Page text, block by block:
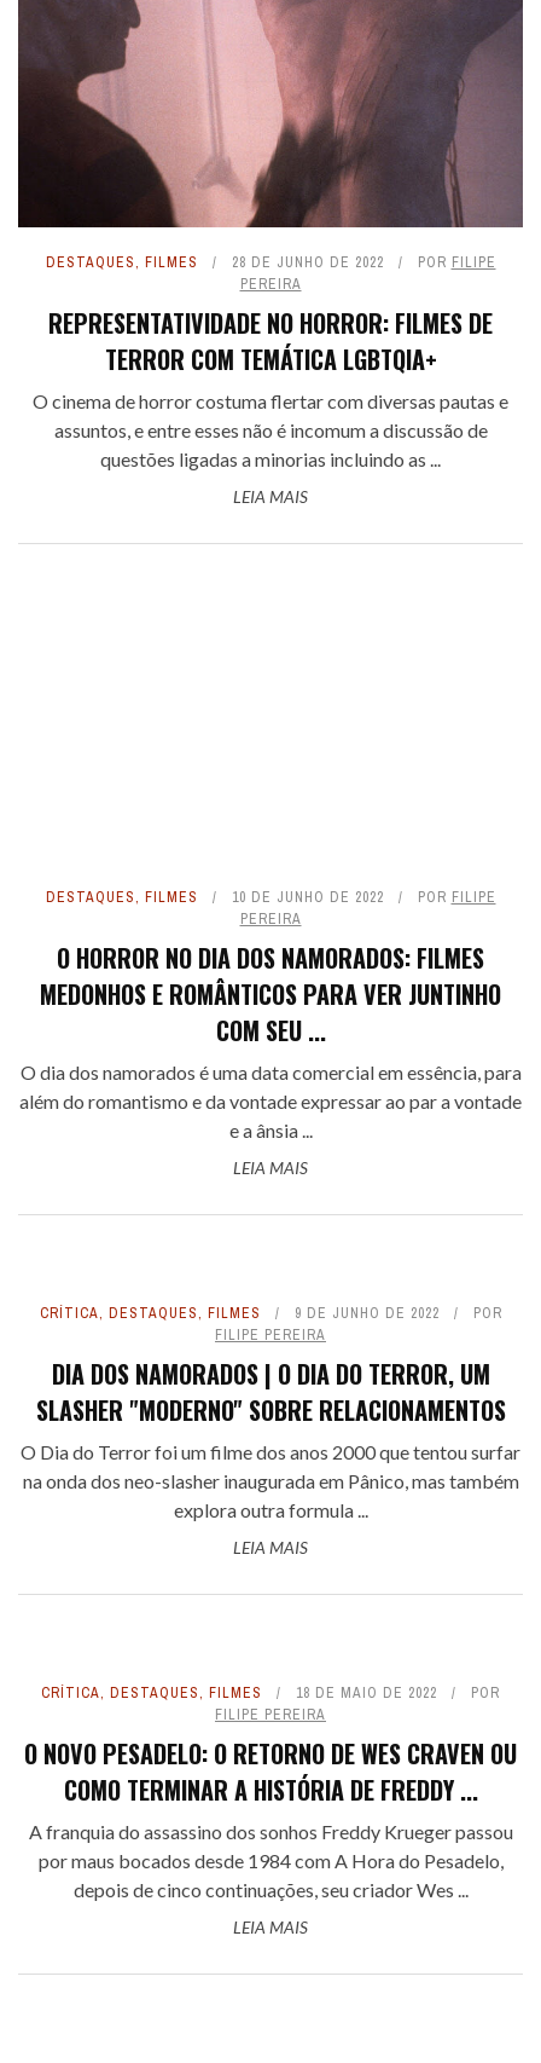
DESTAQUES, FILMES 28 DE JUNHO DE 2022 POR FILIPE
PEREIRA
REPRESENTATIVIDADE NO HORROR: FILMES DE
TERROR COM TEMÁTICA LGBTQIA+
O cinema de horror costuma flertar com diversas pautas e
assuntos, e entre esses não é incomum a discussão de
questões ligadas a minorias incluindo as ...
LEIA MAIS
DESTAQUES, FILMES 10 DE JUNHO DE 2022 POR FILIPE
PEREIRA
O HORROR NO DIA DOS NAMORADOS: FILMES
MEDONHOS E ROMÂNTICOS PARA VER JUNTINHO
COM SEU ...
O dia dos namorados é uma data comercial em essência, para
além do romantismo e da vontade expressar ao par a vontade
e a ânsia ...
LEIA MAIS
CRÍTICA, DESTAQUES, FILMES 9 DE JUNHO DE 2022
POR
FILIPE PEREIRA
DIA DOS NAMORADOS | O DIA DO TERROR, UM
SLASHER "MODERNO" SOBRE RELACIONAMENTOS
O Dia do Terror foi um filme dos anos 2000 que tentou surfar
na onda dos neo-slasher inaugurada em Pânico, mas também
explora outra formula ...
LEIA MAIS
CRÍTICA, DESTAQUES, FILMES 18 DE MAIO DE 2022
POR
FILIPE PEREIRA
O NOVO PESADELO: O RETORNO DE WES CRAVEN OU
COMO TERMINAR A HISTÓRIA DE FREDDY ...
A franquia do assassino dos sonhos Freddy Krueger passou
por maus bocados desde 1984 com A Hora do Pesadelo,
depois de cinco continuações, seu criador Wes ...
LEIA MAIS